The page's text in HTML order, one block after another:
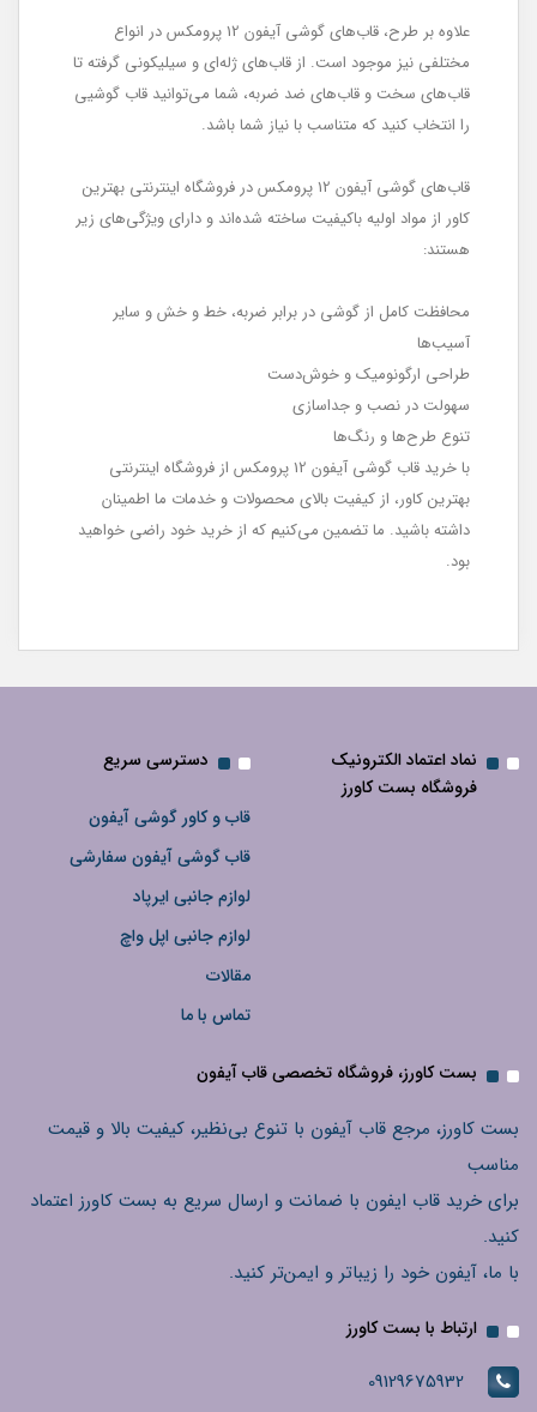
علاوه بر طرح، قاب‌های گوشی آیفون 12 پرومکس در انواع
مختلفی نیز موجود است. از قاب‌های ژله‌ای و سیلیکونی گرفته تا
قاب‌های سخت و قاب‌های ضد ضربه، شما می‌توانید قاب گوشیی
را انتخاب کنید که متناسب با نیاز شما باشد.
قاب‌های گوشی آیفون 12 پرومکس در فروشگاه اینترنتی بهترین
کاور از مواد اولیه باکیفیت ساخته شده‌اند و دارای ویژگی‌های زیر
هستند:
محافظت کامل از گوشی در برابر ضربه، خط و خش و سایر
آسیب‌ها
طراحی ارگونومیک و خوش‌دست
سهولت در نصب و جداسازی
تنوع طرح‌ها و رنگ‌ها
با خرید قاب گوشی آیفون 12 پرومکس از فروشگاه اینترنتی
بهترین کاور، از کیفیت بالای محصولات و خدمات ما اطمینان
داشته باشید. ما تضمین می‌کنیم که از خرید خود راضی خواهید
بود.
نماد اعتماد الکترونیک
فروشگاه بست کاورز
دسترسی سریع
قاب و کاور گوشی آیفون
قاب گوشی آیفون سفارشی
لوازم جانبی ایرپاد
لوازم جانبی اپل واچ
مقالات
تماس با ما
بست کاورز، فروشگاه تخصصی قاب آیفون
بست کاورز، مرجع قاب آیفون با تنوع بی‌نظیر، کیفیت بالا و قیمت
مناسب
برای خرید قاب ایفون با ضمانت و ارسال سریع به بست کاورز اعتماد
کنید.
با ما، آیفون خود را زیباتر و ایمن‌تر کنید.
ارتباط با بست کاورز
09129675932